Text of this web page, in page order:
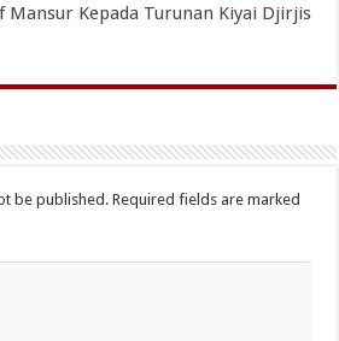
Mansur Kepada Turunan Kiyai Djirjis
be published. Required fields are marked